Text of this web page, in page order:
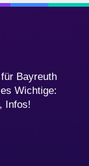
Bayreuth
Wichtige:
Infos!